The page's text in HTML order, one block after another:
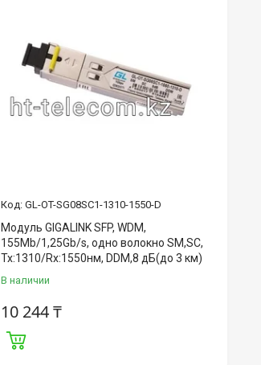
GL-OT-SG08SC1-1310-1550-D
Модуль GIGALINK SFP, WDM,
155Mb/1,25Gb/s, одно волокно SM,SC,
Tx:1310/Rx:1550нм, DDM,8 дБ(до 3 км)
В наличии
10 244 ₸